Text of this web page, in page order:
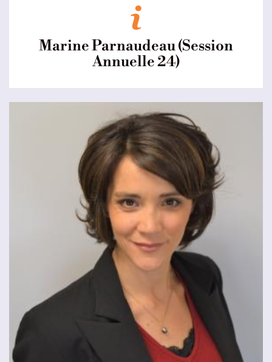
Marine Parnaudeau (Session
Annuelle 24)